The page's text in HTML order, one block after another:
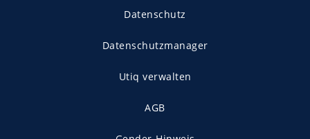
Datenschutz
Datenschutzmanager
Utiq verwalten
AGB